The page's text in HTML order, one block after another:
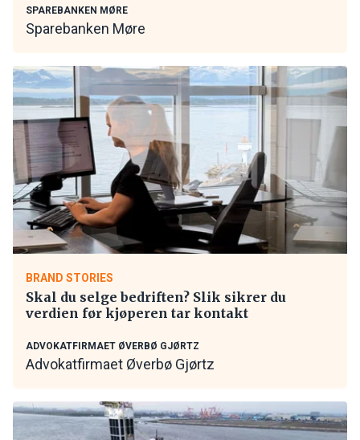
SPAREBANKEN MØRE
Sparebanken Møre
BRAND STORIES
Skal du selge bedriften? Slik sikrer du
verdien før kjøperen tar kontakt
ADVOKATFIRMAET ØVERBØ GJØRTZ
Advokatfirmaet Øverbø Gjørtz